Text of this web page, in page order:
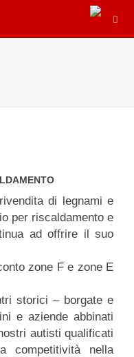
di legnami e
per riscaldamento e
ad offrire il suo
zone F e zone E
storici – borgate e
e aziende abbinati
autisti qualificati
competitività nella